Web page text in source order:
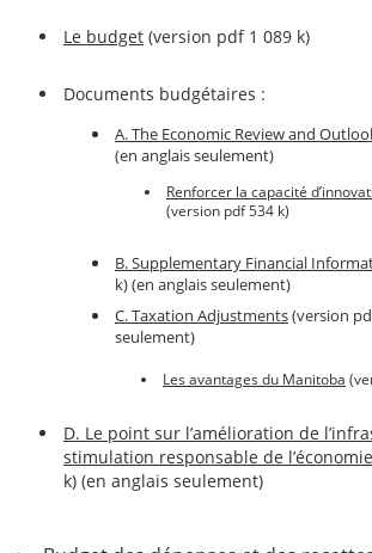
Le budget (version pdf 1 089 k)
Documents budgétaires :
A. The Economic Review and
(en anglais seulement)
Renforcer la capacité
(version pdf 534 k)
B. Supplementary Financial
k) (en anglais seulement)
C. Taxation Adjustments(version
seulement)
Les avantages du Manitoba
D. Le point sur l’amélioration de
stimulation responsable de l’économie
k) (en anglais seulement)